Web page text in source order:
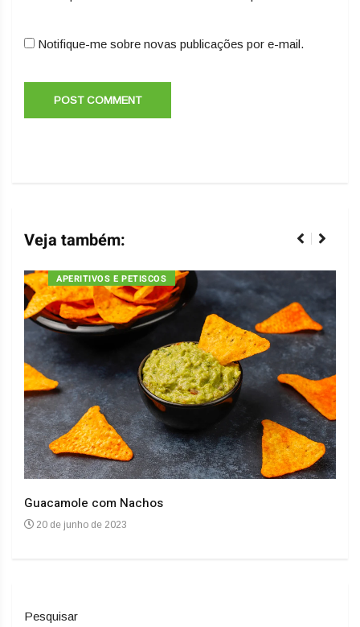
Notifique-me sobre novas publicações por e-mail.
Veja também:
APERITIVOS E PETISCOS
Guacamole com Nachos
20 de junho de 2023
Pesquisar